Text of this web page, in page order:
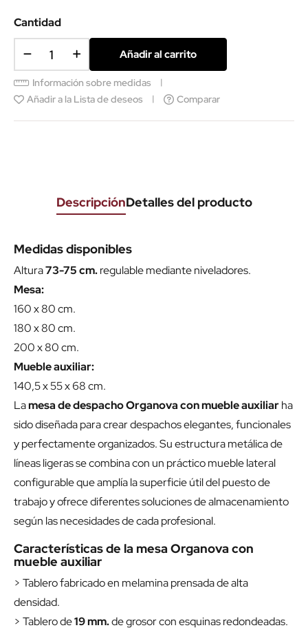
Cantidad
Añadir al carrito
Información sobre medidas
Añadir a la Lista de deseos
Comparar
DescripciónDetalles del producto
Medidas disponibles
Altura73-75 cm.regulable mediante niveladores.
Mesa:
160 x 80 cm.
180 x 80 cm.
200 x 80 cm.
Mueble auxiliar:
140,5 x 55 x 68 cm.
Lamesa de despacho Organova con mueble auxiliarha
sido diseñada para crear despachos elegantes, funcionales
y perfectamente organizados. Su estructura metálica de
líneas ligeras se combina con un práctico mueble lateral
configurable que amplía la superficie útil del puesto de
trabajo y ofrece diferentes soluciones de almacenamiento
según las necesidades de cada profesional.
Características de la mesa Organova con
mueble auxiliar
> Tablero fabricado en melamina prensada de alta
densidad.
> Tablero de19 mm.de grosor con esquinas redondeadas.